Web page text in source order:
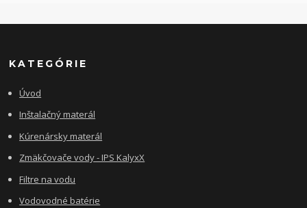
KATEGÓRIE
Úvod
Inštalačný materál
Kúrenársky materál
Zmäkčovače vody - IPS KalyxX
Filtre na vodu
Vodovodné batérie